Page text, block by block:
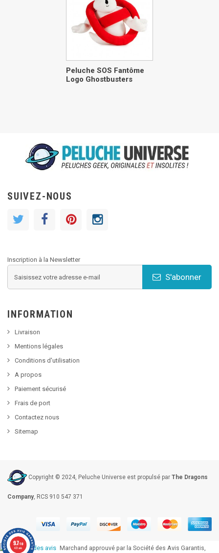
Peluche SOS Fantôme
Logo Ghostbusters
SUIVEZ-NOUS
Inscription à la Newsletter
S'abonner
INFORMATION
Livraison
Mentions légales
Conditions d'utilisation
A propos
Paiement sécurisé
Frais de port
Contactez nous
Sitemap
Copyright © 2024, Peluche Universe est propulsé par The Dragons
Company, RCS 910 547 371
Marchand approuvé par la Société des Avis Garantis,
9.7/10
421 avis